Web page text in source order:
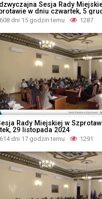
Sesja Rady
w dniu czwartek, 5
608 dni 15 godzin temu 1287
Rady Miejskiej w
29 listopada 2024
614 dni 17 godzin temu 1291